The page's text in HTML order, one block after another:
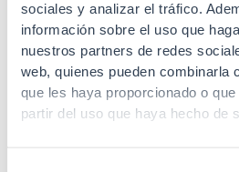
sociales y analizar el tráfico.
información sobre el uso que
nuestros partners de redes
web, quienes pueden combinarla
que les haya proporcionado o
partir del uso que haya hecho de
vidrio
–
LSZH
rayos
Código colores
Rojo,